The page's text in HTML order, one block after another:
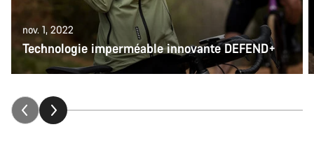
nov. 1, 2022
Technologie imperméable innovante DEFEND+
Nos experts du service client vous attendent pour
répondre à vos questions.
Démarrer le Chat